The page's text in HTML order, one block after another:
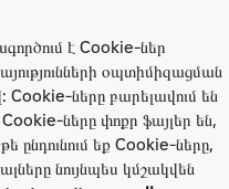
ները չեն նույնականացնում
գաղտնի է: Անհրաժեշտության
բրաուզերի կարգավորումների
ողջ տեղեկատվությունը
հանրային առաջարկ չէ, որը
Նշված ապրանքների և
ակցիաների պայմանների և
համար խնդրում ենք կապվել
է Cookie-ներ
օպտիմիզացման
ները բարելավում են
ները փոքր ֆայլեր են,
​​ընդունում եք Cookie-ները,
նույնպես կմշակվեն